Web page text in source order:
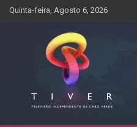
SkipQuinta-feira, Agosto 6, 2026